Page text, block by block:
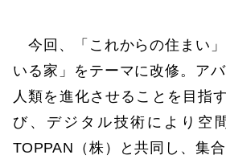
今回、「これからの住まい
いる家」をテーマに改修。ア
人類を進化させることを目指
び、デジタル技術により空
TOPPAN（株）と共同し、集